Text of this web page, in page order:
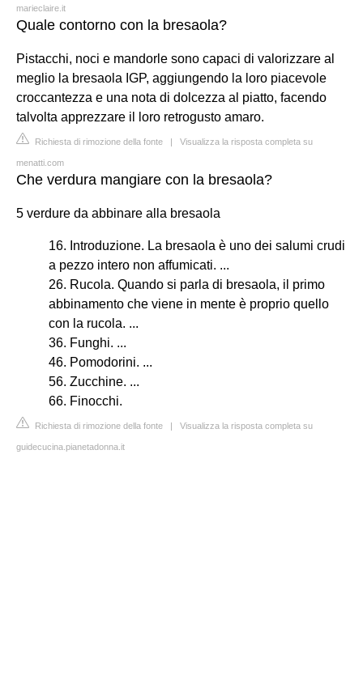
marieclaire.it
Quale contorno con la bresaola?
Pistacchi, noci e mandorle sono capaci di valorizzare al
meglio la bresaola IGP, aggiungendo la loro piacevole
croccantezza e una nota di dolcezza al piatto, facendo
talvolta apprezzare il loro retrogusto amaro.
Richiesta di rimozione della fonte | Visualizza la risposta completa su
menatti.com
Che verdura mangiare con la bresaola?
5 verdure da abbinare alla bresaola
16. Introduzione. La bresaola è uno dei salumi crudi
a pezzo intero non affumicati. ...
26. Rucola. Quando si parla di bresaola, il primo
abbinamento che viene in mente è proprio quello
con la rucola. ...
36. Funghi. ...
46. Pomodorini. ...
56. Zucchine. ...
66. Finocchi.
Richiesta di rimozione della fonte | Visualizza la risposta completa su
guidecucina.pianetadonna.it